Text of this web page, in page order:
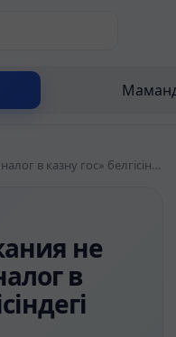
«Штаф за взискания не учтенных об-в налог в казну гос» белгісіндегі материалдар
не
в